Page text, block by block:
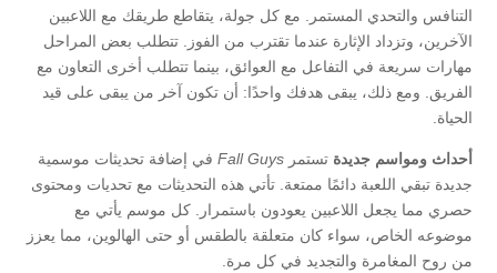
التنافس والتحدي المستمر. مع كل جولة، يتقاطع طريقك مع اللاعبين
الآخرين، وتزداد الإثارة عندما تقترب من الفوز. تتطلب بعض المراحل
مهارات سريعة في التفاعل مع العوائق، بينما تتطلب أخرى التعاون مع
الفريق. ومع ذلك، يبقى هدفك واحدًا: أن تكون آخر من يبقى على قيد
الحياة.
أحداث ومواسم جديدة تستمر Fall Guys في إضافة تحديثات موسمية
جديدة تبقي اللعبة دائمًا ممتعة. تأتي هذه التحديثات مع تحديات ومحتوى
حصري مما يجعل اللاعبين يعودون باستمرار. كل موسم يأتي مع
موضوعه الخاص، سواء كان متعلقة بالطقس أو حتى الهالوين، مما يعزز
من روح المغامرة والتجديد في كل مرة.